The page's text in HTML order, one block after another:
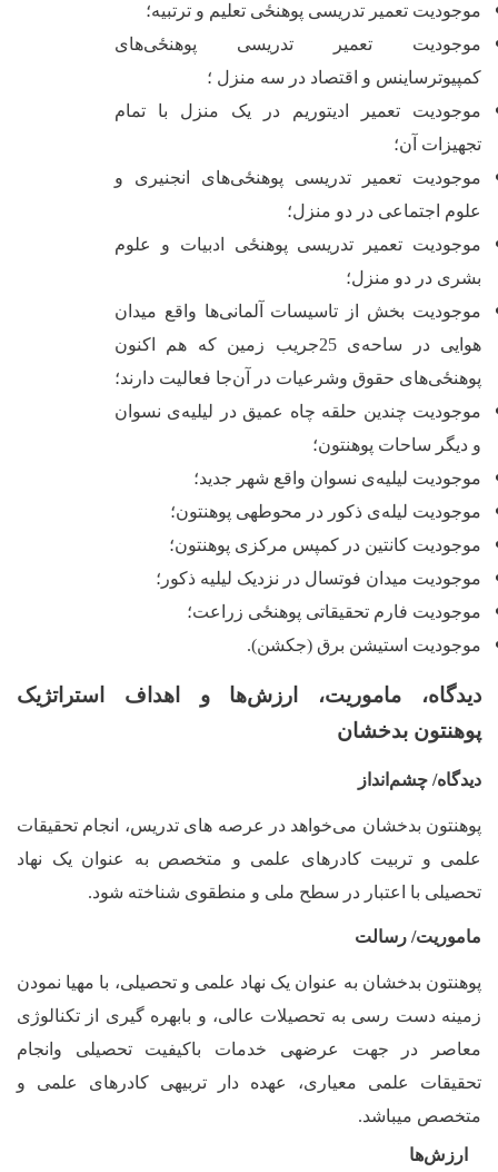
موجودیت تعمیر تدریسی ‌پوهنځی تعلیم و ترتبیه؛
موجودیت تعمیر تدریسی ‌پوهنځی‌های
کمپیوترساینس و اقتصاد در سه منزل ؛
موجودیت تعمیر ادیتوریم در یک منزل با تمام
تجهیزات آن؛
موجودیت تعمیر تدریسی ‌پوهنځی‌های انجنیری و
علوم اجتماعی در دو منزل؛
موجودیت تعمیر تدریسی ‌پوهنځی ادبیات و علوم
بشری در دو منزل؛
موجودیت بخش از تاسیسات آلمانی‌ها واقع میدان
هوایی در ساحه
ی 25جریب زمین که هم اکنون
‌پوهنځی‌های حقوق وشرعیات در آن‌جا فعالیت دارند؛
موجودیت چندین حلقه چاه عمیق در لیلیه‌ی نسوان
و دیگر ساحات پوهنتون؛
موجودیت لیلیه‌ی نسوان واقع شهر جدید؛
موجودیت لیلهی ذکور در محوطه‏ی پوهنتون؛
موجودیت کانتین در کمپس مرکزی پوهنتون؛
موجودیت میدان فوتسال در نزدیک لیلیه ذکور؛
موجودیت فارم تحقیقاتی ‌پوهنځی زراعت؛
موجودیت استیشن برق (جکشن).
دیدگاه، ماموریت، ارزش‌ها و اهداف استراتژیک
پوهنتون بدخشان
دیدگاه/ چشم‌انداز
پوهنتون بدخشان می‌خواهد در عرصه های تدریس، انجام تحقیقات
علمی و تربیت کادرهای علمی و متخصص به عنوان یک نهاد
تحصیلی با اعتبار در سطح ملی و منطقوی شناخته شود.
ماموریت/ رسالت
پوهنتون بدخشان به عنوان یک نهاد علمی و تحصیلی، با مهیا نمودن
زمینه دست رسی به تحصیلات عالی، و بابهره گیری از تکنالوژی
معاصر در جهت عرضه­ی خدمات باکیفیت تحصیلی وانجام
تحقیقات علمی معیاری، عهده دار تربیه­ی کادرهای علمی و
متخصص می­باشد.
ارزش‌ها